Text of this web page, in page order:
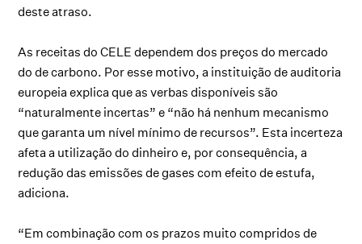
deste atraso.
As receitas do CELE dependem dos preços do mercado
do de carbono. Por esse motivo, a instituição de auditoria
europeia explica que as verbas disponíveis são
“naturalmente incertas” e “não há nenhum mecanismo
que garanta um nível mínimo de recursos”. Esta incerteza
afeta a utilização do dinheiro e, por consequência, a
redução das emissões de gases com efeito de estufa,
adiciona.
“Em combinação com os prazos muito compridos de